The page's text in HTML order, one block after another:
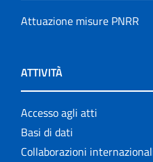
Attuazione misure PNRR
ATTIVITÀ
Accesso agli atti
Basi di dati
Collaborazioni